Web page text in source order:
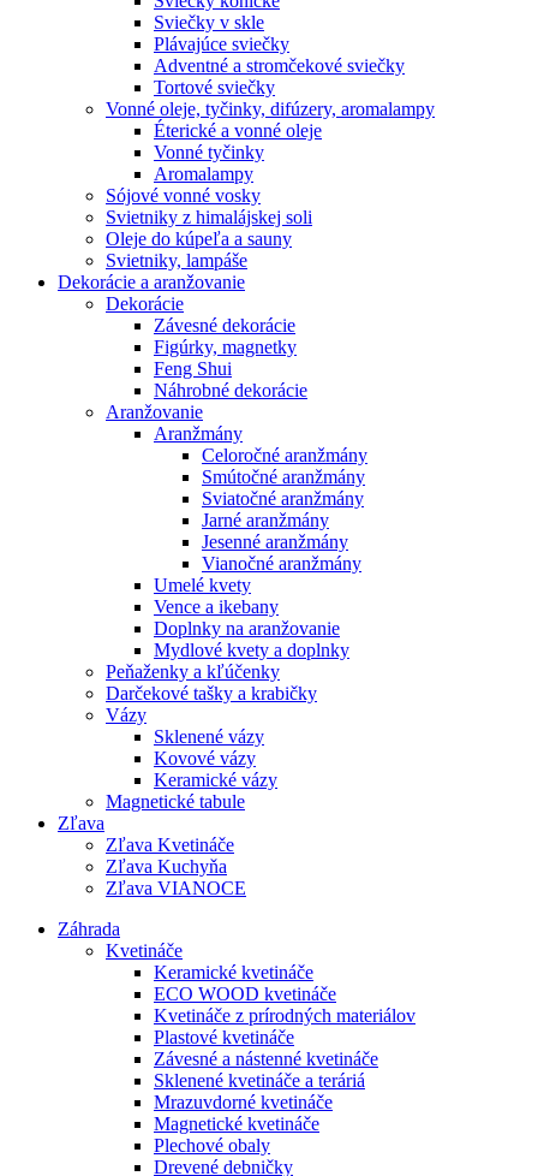
Sviečky v skle
Plávajúce sviečky
Adventné a stromčekové sviečky
Tortové sviečky
Vonné oleje, tyčinky, difúzery, aromalampy
Éterické a vonné oleje
Vonné tyčinky
Aromalampy
Sójové vonné vosky
Svietniky z himalájskej soli
Oleje do kúpeľa a sauny
Svietniky, lampáše
Dekorácie a aranžovanie
Dekorácie
Závesné dekorácie
Figúrky, magnetky
Feng Shui
Náhrobné dekorácie
Aranžovanie
Aranžmány
Celoročné aranžmány
Smútočné aranžmány
Sviatočné aranžmány
Jarné aranžmány
Jesenné aranžmány
Vianočné aranžmány
Umelé kvety
Vence a ikebany
Doplnky na aranžovanie
Mydlové kvety a doplnky
Peňaženky a kľúčenky
Darčekové tašky a krabičky
Vázy
Sklenené vázy
Kovové vázy
Keramické vázy
Magnetické tabule
Zľava
Zľava Kvetináče
Zľava Kuchyňa
Zľava VIANOCE
Záhrada
Kvetináče
Keramické kvetináče
ECO WOOD kvetináče
Kvetináče z prírodných materiálov
Plastové kvetináče
Závesné a nástenné kvetináče
Sklenené kvetináče a teráriá
Mrazuvdorné kvetináče
Magnetické kvetináče
Plechové obaly
Drevené debničky